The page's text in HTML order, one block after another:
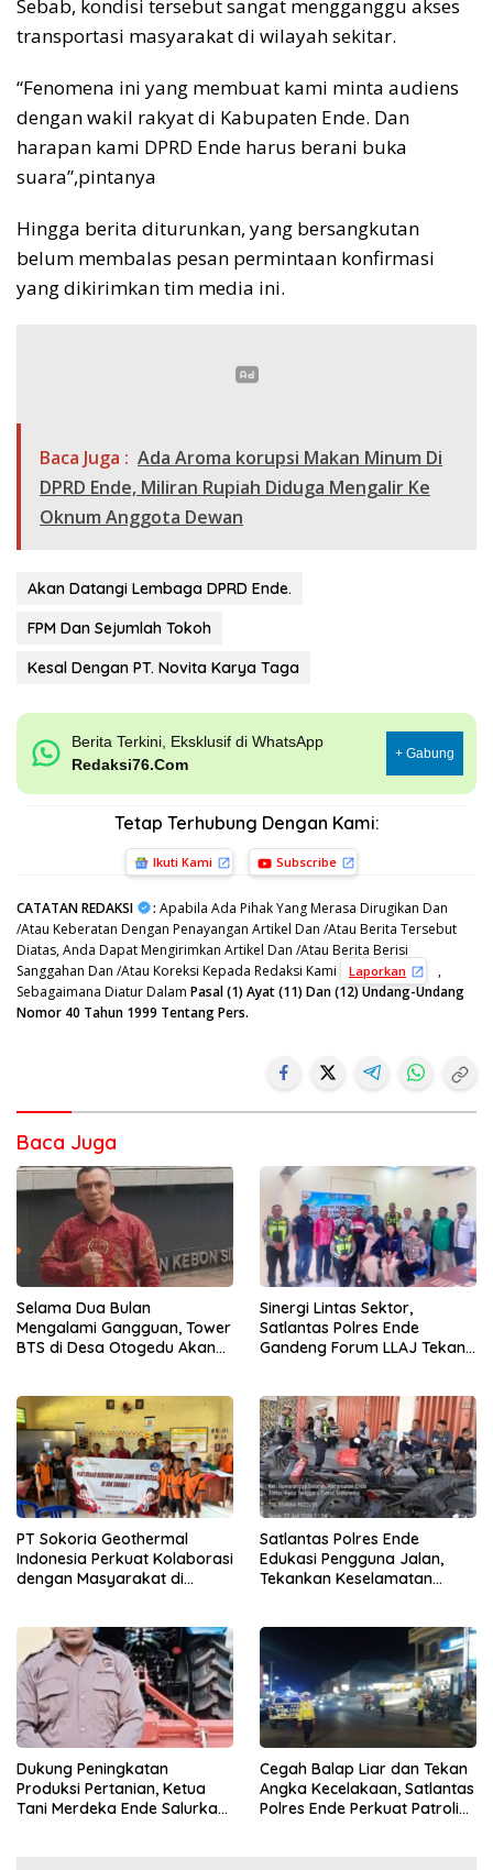
Sebab, kondisi tersebut sangat mengganggu akses
transportasi masyarakat di wilayah sekitar.
“Fenomena ini yang membuat kami minta audiens
dengan wakil rakyat di Kabupaten Ende. Dan
harapan kami DPRD Ende harus berani buka
suara”,pintanya
Hingga berita diturunkan, yang bersangkutan
belum membalas pesan permintaan konfirmasi
yang dikirimkan tim media ini.
Baca Juga : Ada Aroma korupsi Makan Minum Di
DPRD Ende, Miliran Rupiah Diduga Mengalir Ke
Oknum Anggota Dewan
Akan Datangi Lembaga DPRD Ende.
FPM Dan Sejumlah Tokoh
Kesal Dengan PT. Novita Karya Taga
Berita Terkini, Eksklusif di WhatsApp
Redaksi76.Com
+ Gabung
Tetap Terhubung Dengan Kami:
Ikuti Kami Subscribe
CATATAN REDAKSI : Apabila Ada Pihak Yang Merasa Dirugikan Dan
/Atau Keberatan Dengan Penayangan Artikel Dan /Atau Berita Tersebut
Diatas, Anda Dapat Mengirimkan Artikel Dan /Atau Berita Berisi
Sanggahan Dan /Atau Koreksi Kepada Redaksi Kami
Laporkan
,
Sebagaimana Diatur Dalam Pasal (1) Ayat (11) Dan (12) Undang-Undang
Nomor 40 Tahun 1999 Tentang Pers.
Baca Juga
Selama Dua Bulan
Mengalami Gangguan, Tower
BTS di Desa Otogedu Akan
Sinergi Lintas Sektor,
Satlantas Polres Ende
Gandeng Forum LLAJ Tekan
PT Sokoria Geothermal
Indonesia Perkuat Kolaborasi
dengan Masyarakat di
Satlantas Polres Ende
Edukasi Pengguna Jalan,
Tekankan Keselamatan
Dukung Peningkatan
Produksi Pertanian, Ketua
Tani Merdeka Ende Salurkan
Cegah Balap Liar dan Tekan
Angka Kecelakaan, Satlantas
Polres Ende Perkuat Patroli